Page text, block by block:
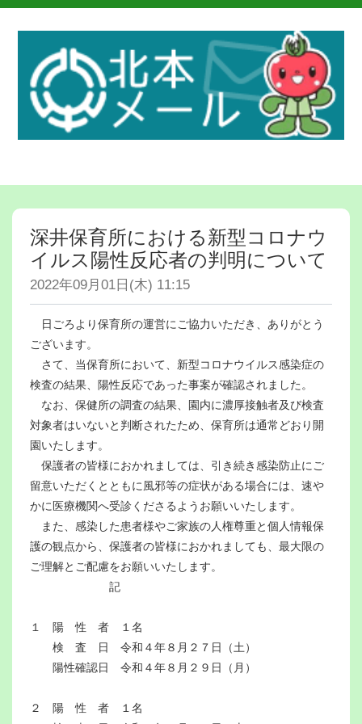
深井保育所における新型コロナウ
イルス陽性反応者の判明について
2022年09月01日(木) 11:15
日ごろより保育所の運営にご協力いただき、ありがとう
ございます。
さて、当保育所において、新型コロナウイルス感染症の
検査の結果、陽性反応であった事案が確認されました。
なお、保健所の調査の結果、園内に濃厚接触者及び検査
対象者はいないと判断されたため、保育所は通常どおり開
園いたします。
保護者の皆様におかれましては、引き続き感染防止にご
留意いただくとともに風邪等の症状がある場合には、速や
かに医療機関へ受診くださるようお願いいたします。
また、感染した患者様やご家族の人権尊重と個人情報保
護の観点から、保護者の皆様におかれましても、最大限の
ご理解とご配慮をお願いいたします。
記
１ 陽 性 者 １名
検 査 日 令和４年８月２７日（土）
陽性確認日 令和４年８月２９日（月）
２ 陽 性 者 １名